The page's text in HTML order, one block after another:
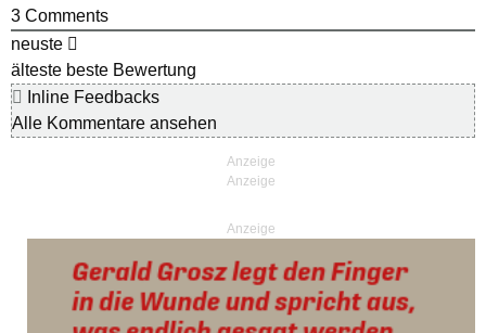
3 Comments
neuste
älteste beste Bewertung
Inline Feedbacks
Alle Kommentare ansehen
Anzeige